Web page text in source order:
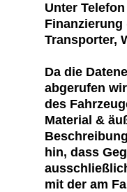
Unter
Finanzierung
Transporter,
Da die
abgerufen
des
Material &
hin, dass
mit der am